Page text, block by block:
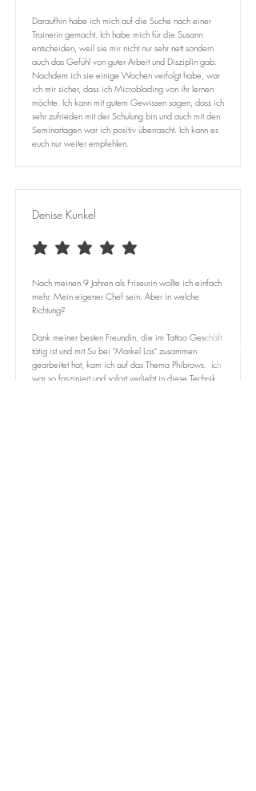
Daraufhin habe ich mich auf die Suche nach einer
Trainerin gemacht. Ich habe mich für die Susann
entscheiden, weil sie mir nicht nur sehr nett sondern
auch das Gefühl von guter Arbeit und Disziplin gab.
Nachdem ich sie einige Wochen verfolgt habe, war
ich mir sicher, dass ich Microblading von ihr lernen
möchte. Ich kann mit gutem Gewissen sagen, dass ich
sehr zufrieden mit der Schulung bin und auch mit den
Seminartagen war ich positiv überrascht. Ich kann es
euch nur weiter empfehlen.
Denise Kunkel
durchschnittliches Rating ist 5 von 5
Nach meinen 9 Jahren als Friseurin wollte ich einfach
mehr. Mein eigener Chef sein. Aber in welche
Richtung?
Dank meiner besten Freundin, die im Tattoo Geschäft
tätig ist und mit Su bei "Markel Los" zusammen
gearbeitet hat, kam ich auf das Thema Phibrows. ​ Ich
war so fasziniert und sofort verliebt in diese Technik.